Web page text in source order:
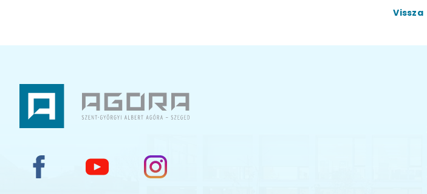
Vissza